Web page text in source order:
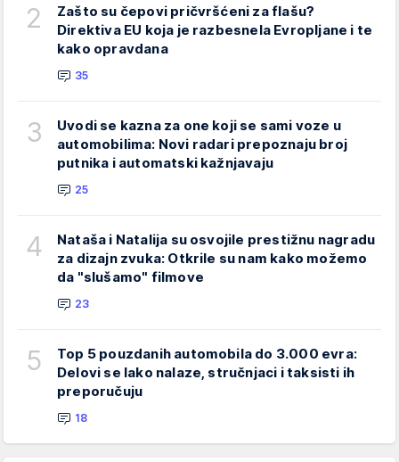
2
Zašto su čepovi pričvršćeni za flašu?
Direktiva EU koja je razbesnela Evropljane i te
kako opravdana
35
3
Uvodi se kazna za one koji se sami voze u
automobilima: Novi radari prepoznaju broj
putnika i automatski kažnjavaju
25
4
Nataša i Natalija su osvojile prestižnu nagradu
za dizajn zvuka: Otkrile su nam kako možemo
da "slušamo" filmove
23
5
Top 5 pouzdanih automobila do 3.000 evra:
Delovi se lako nalaze, stručnjaci i taksisti ih
preporučuju
18